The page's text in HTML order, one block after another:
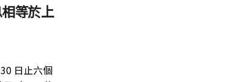
等於上
日止六個